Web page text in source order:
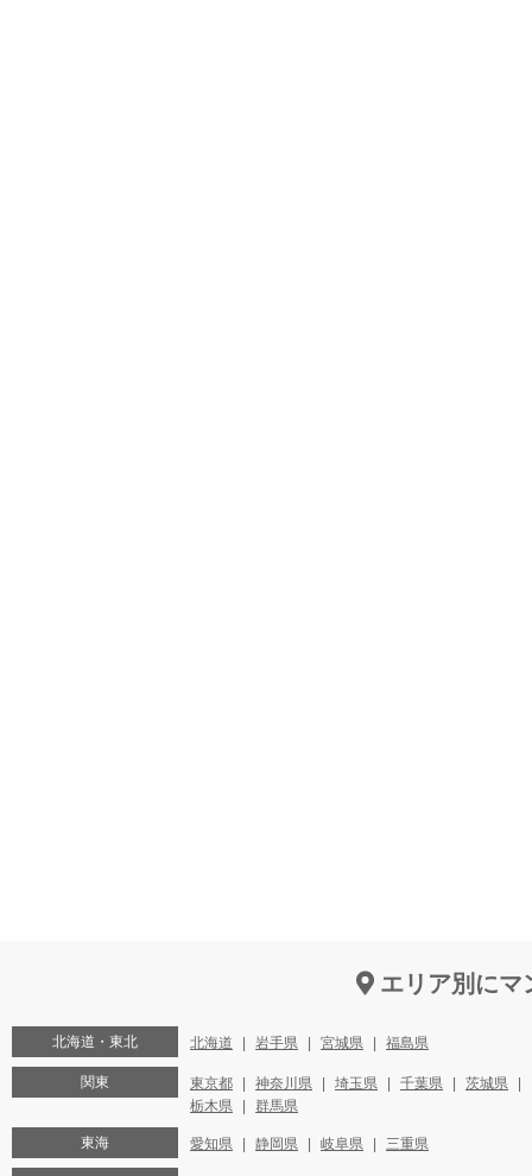
エリア別にマ
北海道・東北 北海道 岩手県 宮城県 福島県
関東 東京都 神奈川県 埼玉県 千葉県
茨城県
栃木県
群馬県
東海 愛知県 静岡県 岐阜県 三重県